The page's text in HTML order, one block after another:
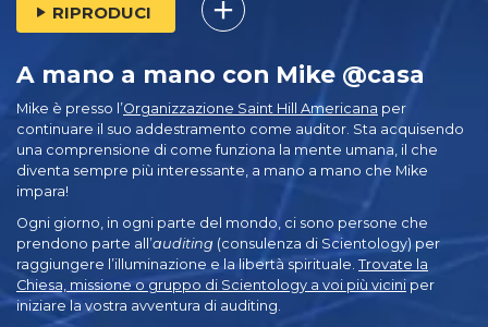
RIPRODUCI
A mano a mano con Mike @casa
Mike è presso l’Organizzazione Saint Hill Americana per
continuare il suo addestramento come auditor. Sta acquisendo
una comprensione di come funziona la mente umana, il che
diventa sempre più interessante, a mano a mano che Mike
impara!
Ogni giorno, in ogni parte del mondo, ci sono persone che
prendono parte all’auditing (consulenza di Scientology) per
raggiungere l’illuminazione e la libertà spirituale. Trovate la
Chiesa, missione o gruppo di Scientology a voi più vicini per
iniziare la vostra avventura di auditing.